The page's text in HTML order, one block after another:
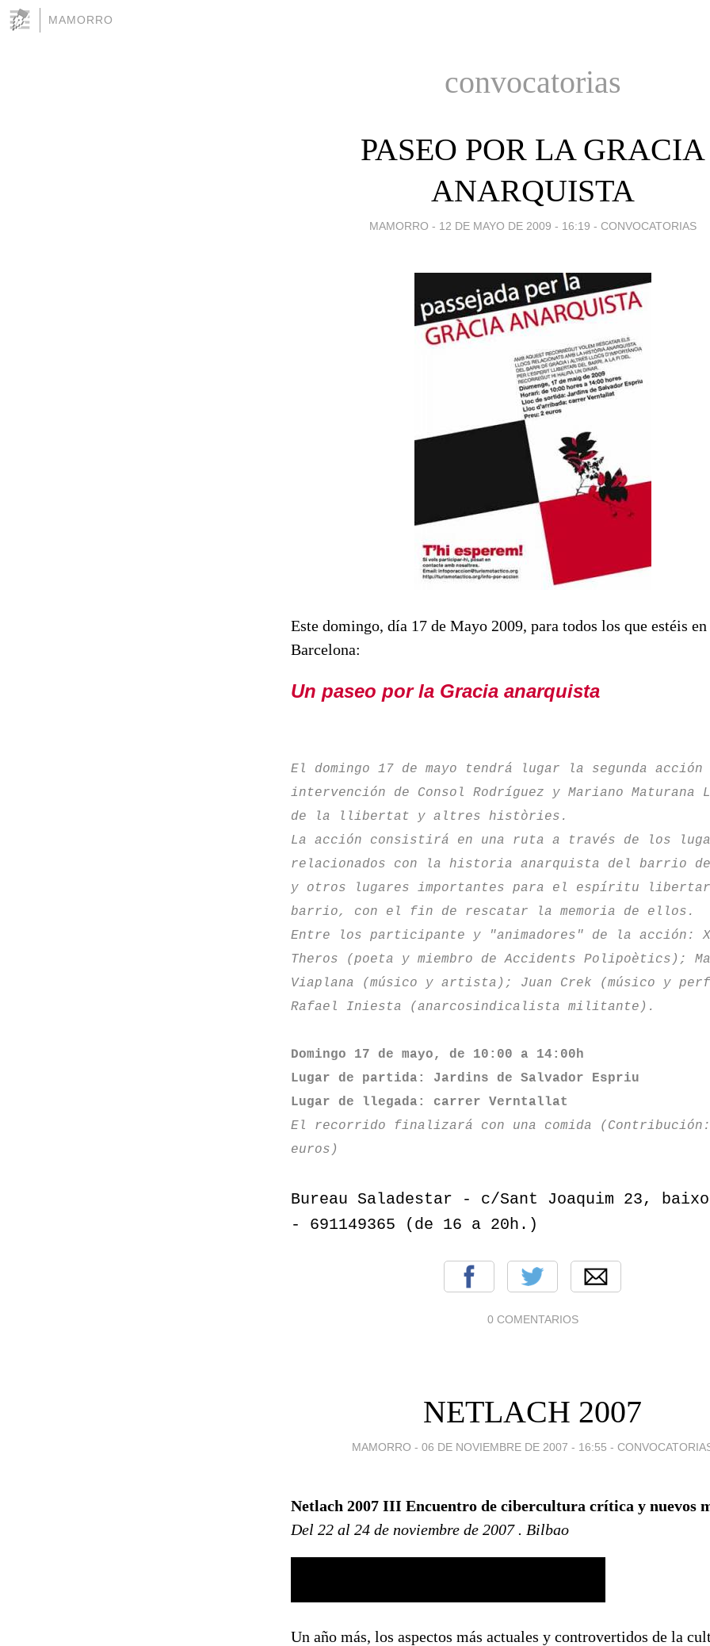
MAMORRO
convocatorias
PASEO POR LA GRACIA
ANARQUISTA
MAMORRO - 12 DE MAYO DE 2009 - 16:19 - CONVOCATORIAS
Este domingo, día 17 de Mayo 2009, para todos los que estéis en
Barcelona:
Un paseo por la Gracia anarquista
El domingo 17 de mayo tendrá lugar la segunda
intervención de Consol Rodríguez y Mariano Maturana
de la llibertat y altres històries.
La acción consistirá en una ruta a través de los
relacionados con la historia anarquista del barrio
y otros lugares importantes para el espíritu
barrio, con el fin de rescatar la memoria de ellos.
Entre los participante y "animadores" de la acción:
Theros (poeta y miembro de Accidents Polipoètics);
Viaplana (músico y artista); Juan Crek (músico y
Rafael Iniesta (anarcosindicalista militante).
Domingo 17 de mayo, de 10:00 a 14:00h
Lugar de partida: Jardins de Salvador Espriu
Lugar de llegada: carrer Verntallat
El recorrido finalizará con una comida
euros)
Bureau Saladestar - c/Sant Joaquim 23,
- 691149365 (de 16 a 20h.)
0 COMENTARIOS
NETLACH 2007
MAMORRO - 06 DE NOVIEMBRE DE 2007 - 16:55 -
Netlach 2007 III Encuentro de cibercultura crítica y nuevos
Del 22 al 24 de noviembre de 2007 . Bilbao
Un año más, los aspectos más actuales y controvertidos de la